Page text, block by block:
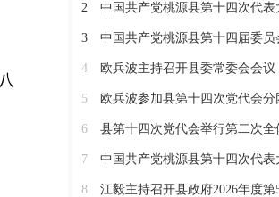
2 中国共产党桃源县第十四次代表
3 中国共产党桃源县第十四届委员会第一次全
4 欧兵波主持召开县委常委会会议 研究当
5 欧兵波参加县第十四次党代会分
6 县第十四次党代会举行第二次全
7 中国共产党桃源县第十四次代表
8 江毅主持召开县政府2026年度第5次